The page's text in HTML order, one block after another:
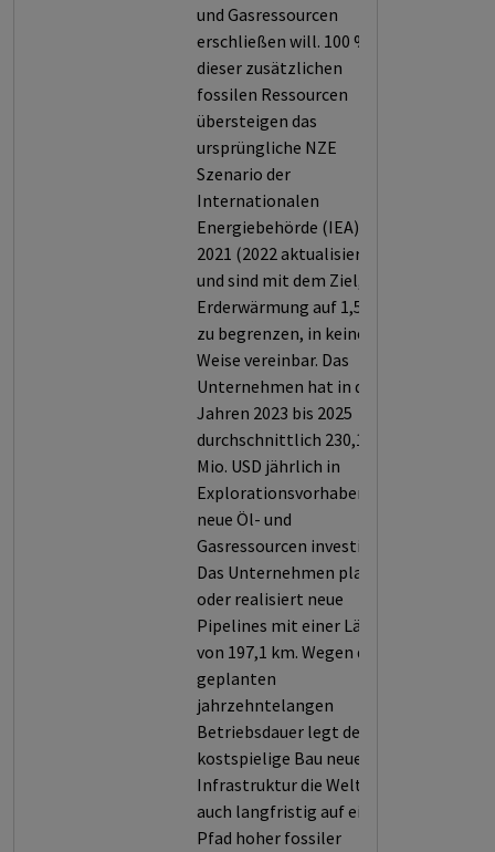
und Gasressourcen
erschließen will. 100 %
dieser zusätzlichen
fossilen Ressourcen
übersteigen das
ursprüngliche NZE
Szenario der
Internationalen
Energiebehörde (IEA) von
2021 (2022 aktualisiert)
und sind mit dem Ziel, die
Erderwärmung auf 1,5° C
zu begrenzen, in keiner
Weise vereinbar. Das
Unternehmen hat in den
Jahren 2023 bis 2025
durchschnittlich 230,1
Mio. USD jährlich in
Explorationsvorhaben für
neue Öl- und
Gasressourcen investiert.
Das Unternehmen plant
oder realisiert neue
Pipelines mit einer Länge
von 197,1 km. Wegen der
geplanten
jahrzehntelangen
Betriebsdauer legt der
kostspielige Bau neuer
Infrastruktur die Welt
auch langfristig auf einen
Pfad hoher fossiler